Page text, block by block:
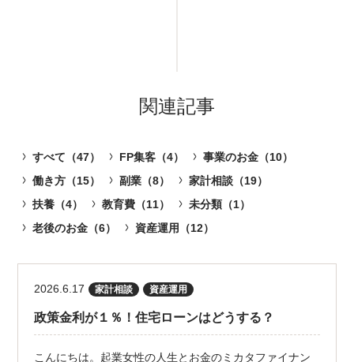
関連記事
すべて（47） FP集客（4）
事業のお金（10）
働き方（15）
副業（8）
家計相談（19）
扶養（4）
教育費（11）
未分類（1）
老後のお金（6）
資産運用（12）
2026.6.17 家計相談 資産運用
政策金利が１％！住宅ローンはどうする？
こんにちは。起業女性の人生とお金のミカタファイナン